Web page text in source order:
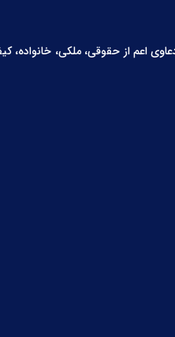
اعم از حقوقی، ملکی، خانواده،